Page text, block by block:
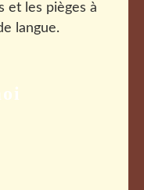
et les pièges à
langue.